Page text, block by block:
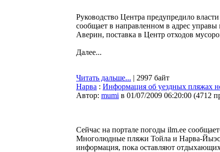
Руководство Центра предупредило
сообщает в направленном в адрес
Аверин, поставка в Центр отходов
Далее...
Читать дальше... | 2997 байт
Нарва : Информация об уездных пляжах
Автор: mumi в 01/07/2009 06:20:00 (4712
Сейчас на портале погоды ilm.ee
Многолюдные пляжи Тойла и Нарва-
информация, пока оставляют